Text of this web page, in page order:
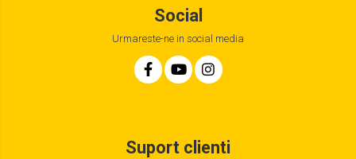
Social
Urmareste-ne in social media
Suport clienti